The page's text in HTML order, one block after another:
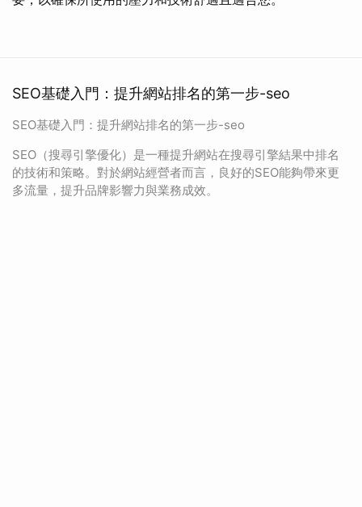
SEO基礎入門：提升網站排名的第一步-seo
SEO基礎入門：提升網站排名的第一步-seo
SEO（搜尋引擎優化）是一種提升網站在搜尋引擎結果中排名
的技術和策略。對於網站經營者而言，良好的SEO能夠帶來更
多流量，提升品牌影響力與業務成效。